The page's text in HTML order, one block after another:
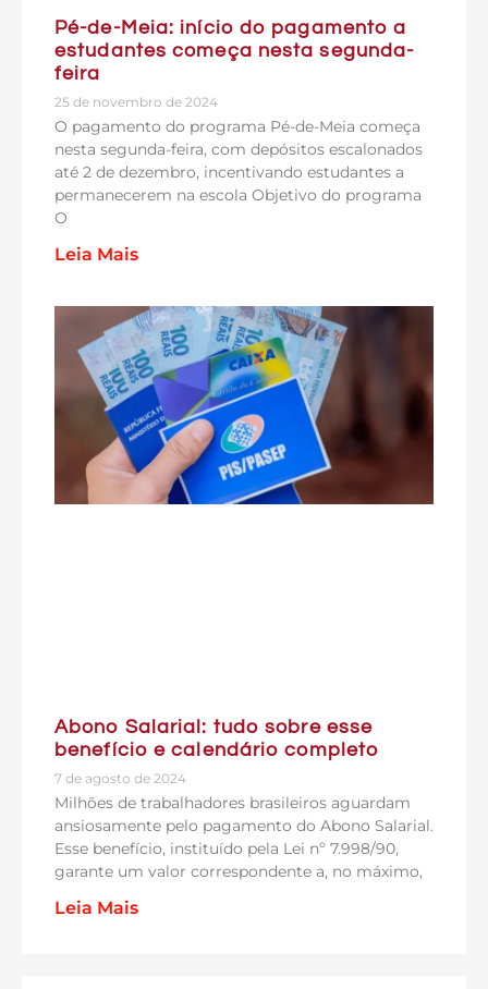
Pé-de-Meia: início do pagamento a
estudantes começa nesta segunda-
feira
25 de novembro de 2024
O pagamento do programa Pé-de-Meia começa
nesta segunda-feira, com depósitos escalonados
até 2 de dezembro, incentivando estudantes a
permanecerem na escola Objetivo do programa
O
Leia Mais
Abono Salarial: tudo sobre esse
benefício e calendário completo
7 de agosto de 2024
Milhões de trabalhadores brasileiros aguardam
ansiosamente pelo pagamento do Abono Salarial.
Esse benefício, instituído pela Lei nº 7.998/90,
garante um valor correspondente a, no máximo,
Leia Mais